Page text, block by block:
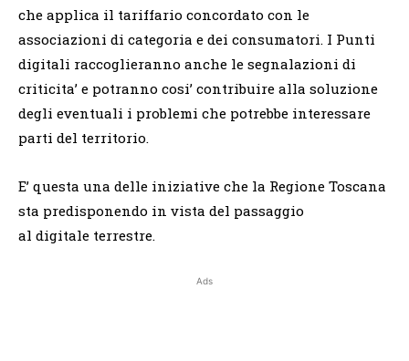
che applica il tariffario concordato con le
associazioni di categoria e dei consumatori. I Punti
digitali raccoglieranno anche le segnalazioni di
criticita’ e potranno cosi’ contribuire alla soluzione
degli eventuali i problemi che potrebbe interessare
parti del territorio.
E’ questa una delle iniziative che la Regione Toscana
sta predisponendo in vista del passaggio
al digitale terrestre.
Ads